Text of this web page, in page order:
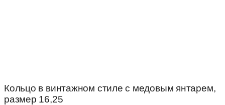
Кольцо в винтажном стиле с медовым янтарем,
размер 16,25